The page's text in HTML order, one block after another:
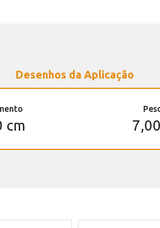
Desenhos da Aplicação
cm